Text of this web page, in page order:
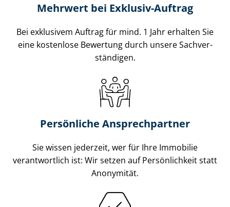
Mehrwert bei Exklusiv-Auftrag
Bei exklusivem Auftrag für mind. 1 Jahr erhalten Sie
eine kostenlose Bewertung durch unsere Sach­ver­
stän­di­gen.
Persönliche Ansprechpartner
Sie wissen jederzeit, wer für Ihre Immobilie
verantwortlich ist: Wir setzen auf Persönlichkeit statt
Anonymität.